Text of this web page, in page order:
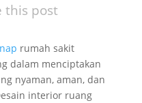
this post
rumah sakit
dalam menciptakan
nyaman, aman, dan
interior ruang